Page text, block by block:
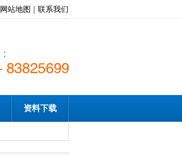
网站地图 | 联系我们
资料下载